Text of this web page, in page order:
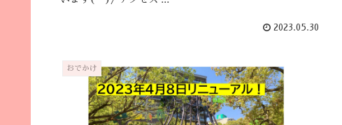
2023.05.30
おでかけ